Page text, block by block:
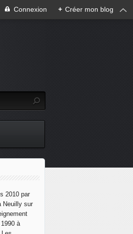
Connexion + Créer mon blog
2010 par
Neuilly sur
à